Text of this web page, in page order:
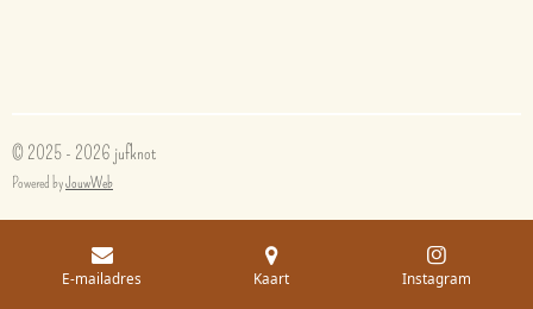
© 2025 - 2026 jufknot
Powered byJouwWeb
E-mailadres Kaart Instagram